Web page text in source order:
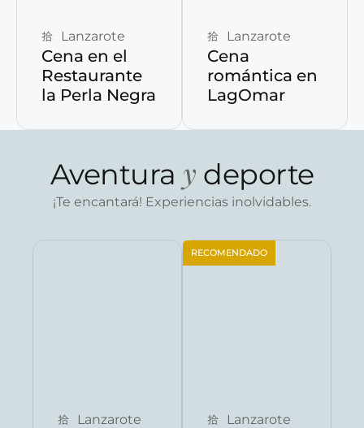
Lanzarote
Cena en el
Restaurante
la Perla Negra
Lanzarote
Cena
romántica en
LagOmar
Aventura y deporte
¡Te encantará! Experiencias inolvidables.
Lanzarote
RECOMENDADO
Lanzarote